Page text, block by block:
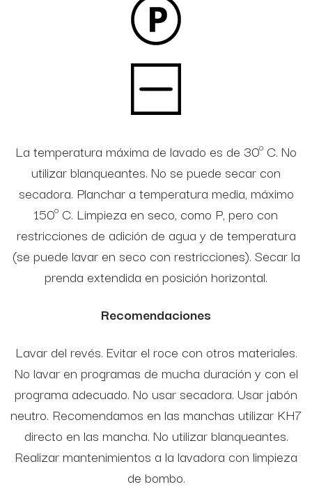
La temperatura máxima de lavado es de 30º C. No
utilizar blanqueantes. No se puede secar con
secadora. Planchar a temperatura media, máximo
150º C. Limpieza en seco, como P, pero con
restricciones de adición de agua y de temperatura
(se puede lavar en seco con restricciones). Secar la
prenda extendida en posición horizontal.
Recomendaciones
Lavar del revés. Evitar el roce con otros materiales.
No lavar en programas de mucha duración y con el
programa adecuado. No usar secadora. Usar jabón
neutro. Recomendamos en las manchas utilizar KH7
directo en las mancha. No utilizar blanqueantes.
Realizar mantenimientos a la lavadora con limpieza
de bombo.